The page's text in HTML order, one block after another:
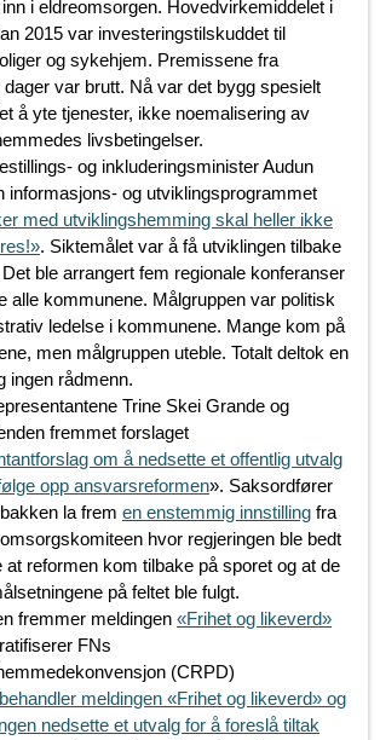
i eldreomsorgen. Hovedvirkemiddelet i
2015 var investeringstilskuddet til
og sykehjem. Premissene fra
var brutt. Nå var det bygg spesielt
å yte tjenester, ikke noemalisering av
livsbetingelser.
og inkluderingsminister Audun
informasjons- og utviklingsprogrammet
med utviklingshemming skal heller ikke
. Siktemålet var å få utviklingen tilbake
ble arrangert fem regionale konferanser
alle kommunene. Målgruppen var politisk
ledelse i kommunene. Mange kom på
men målgruppen uteble. Totalt deltok en
ingen rådmenn.
Trine Skei Grande og
fremmet forslaget
om å nedsette et offentlig utvalg
opp ansvarsreformen». Saksordfører
la frem en enstemmig innstilling fra
hvor regjeringen ble bedt
at reformen kom tilbake på sporet og at de
på feltet ble fulgt.
fremmer meldingen «Frihet og likeverd»
FNs
(CRPD)
meldingen «Frihet og likeverd» og
nedsette et utvalg for å foreslå tiltak